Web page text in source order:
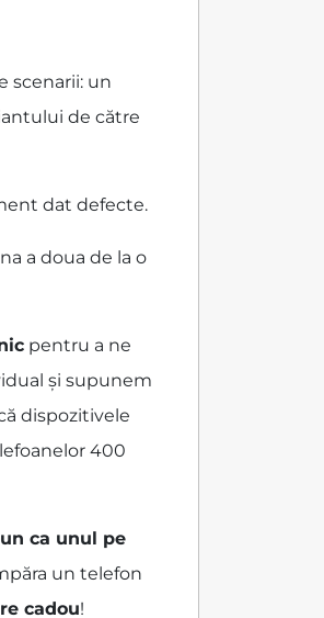
scenarii: un
de către
dat defecte.
a doua de la o
pentru a ne
și supunem
dispozitivele
400
ca unul pe
un telefon
cadou!